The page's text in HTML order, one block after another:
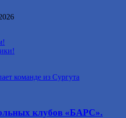
команде из Сургута
клубов «БАРС».